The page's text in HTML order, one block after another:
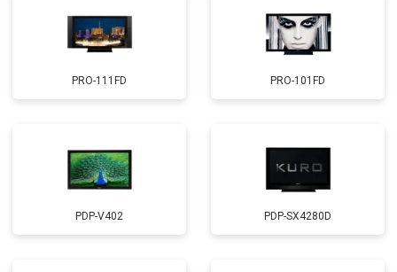
PRO-111FD PRO-101FD
PDP-V402 PDP-SX4280D